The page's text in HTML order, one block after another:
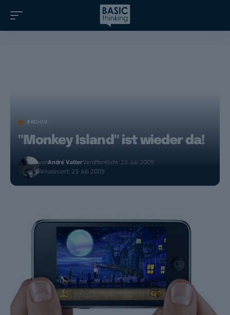
ARCHIV
"Monkey Island" ist wieder da!
vonAndré VatterVeröffentlicht: 23. Juli 2009
Aktualisiert: 23. Juli 2009